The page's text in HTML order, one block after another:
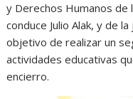
y Derechos Humanos de
conduce Julio Alak, y de
objetivo de realizar un
actividades educativas
encierro.